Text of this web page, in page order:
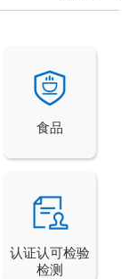
食品
认证认可检验
检测